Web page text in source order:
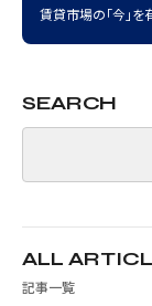
賃貸市場の「今」
SEARCH
ALL
記事一覧
【中目黒】超人
マーケティング
デザ
2025.11.13